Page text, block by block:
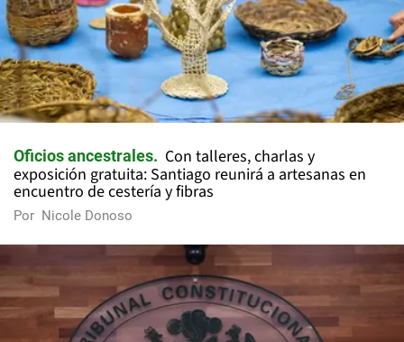
Oficios ancestrales
Con talleres, charlas y
exposición gratuita: Santiago reunirá a artesanas en
encuentro de cestería y fibras
Por Nicole Donoso